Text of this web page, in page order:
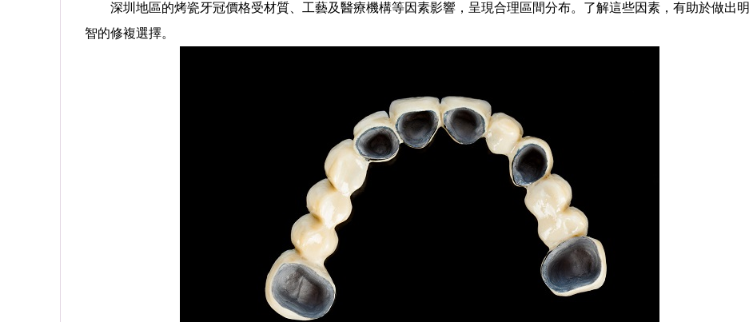
深圳地區的烤瓷牙冠價格受材質、工藝及醫療機構等因素影響，呈現合理區間分布。了解這些因素，有助於做出明
智的修複選擇。